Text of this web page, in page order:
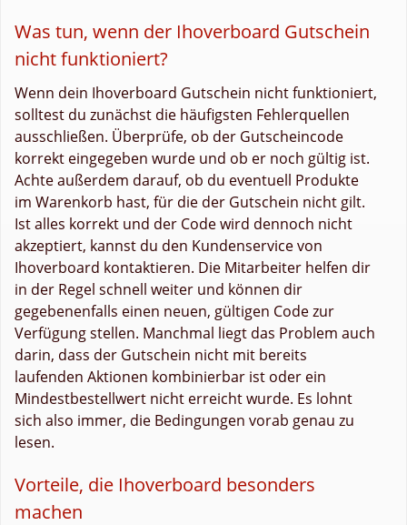
Was tun, wenn der Ihoverboard Gutschein
nicht funktioniert?
Wenn dein Ihoverboard Gutschein nicht funktioniert,
solltest du zunächst die häufigsten Fehlerquellen
ausschließen. Überprüfe, ob der Gutscheincode
korrekt eingegeben wurde und ob er noch gültig ist.
Achte außerdem darauf, ob du eventuell Produkte
im Warenkorb hast, für die der Gutschein nicht gilt.
Ist alles korrekt und der Code wird dennoch nicht
akzeptiert, kannst du den Kundenservice von
Ihoverboard kontaktieren. Die Mitarbeiter helfen dir
in der Regel schnell weiter und können dir
gegebenenfalls einen neuen, gültigen Code zur
Verfügung stellen. Manchmal liegt das Problem auch
darin, dass der Gutschein nicht mit bereits
laufenden Aktionen kombinierbar ist oder ein
Mindestbestellwert nicht erreicht wurde. Es lohnt
sich also immer, die Bedingungen vorab genau zu
lesen.
Vorteile, die Ihoverboard besonders
machen